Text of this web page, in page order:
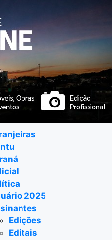
2025
Edições
Editais